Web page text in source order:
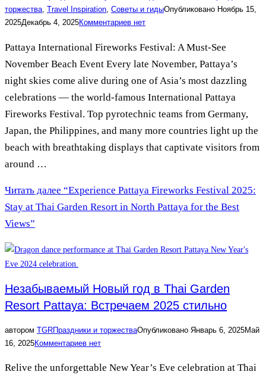
торжества, Travel Inspiration, Советы и гидыОпубликовано Ноябрь 15,
2025Декабрь 4, 2025Комментариев нет
Pattaya International Fireworks Festival: A Must-See
November Beach Event Every late November, Pattaya’s
night skies come alive during one of Asia’s most dazzling
celebrations — the world-famous International Pattaya
Fireworks Festival. Top pyrotechnic teams from Germany,
Japan, the Philippines, and many more countries light up the
beach with breathtaking displays that captivate visitors from
around …
Читать далее “Experience Pattaya Fireworks Festival 2025:
Stay at Thai Garden Resort in North Pattaya for the Best
Views”
Незабываемый Новый год в Thai Garden
Resort Pattaya: Встречаем 2025 стильно
автором TGRПраздники и торжестваОпубликовано Январь 6, 2025Май
16, 2025Комментариев нет
Relive the unforgettable New Year’s Eve celebration at Thai